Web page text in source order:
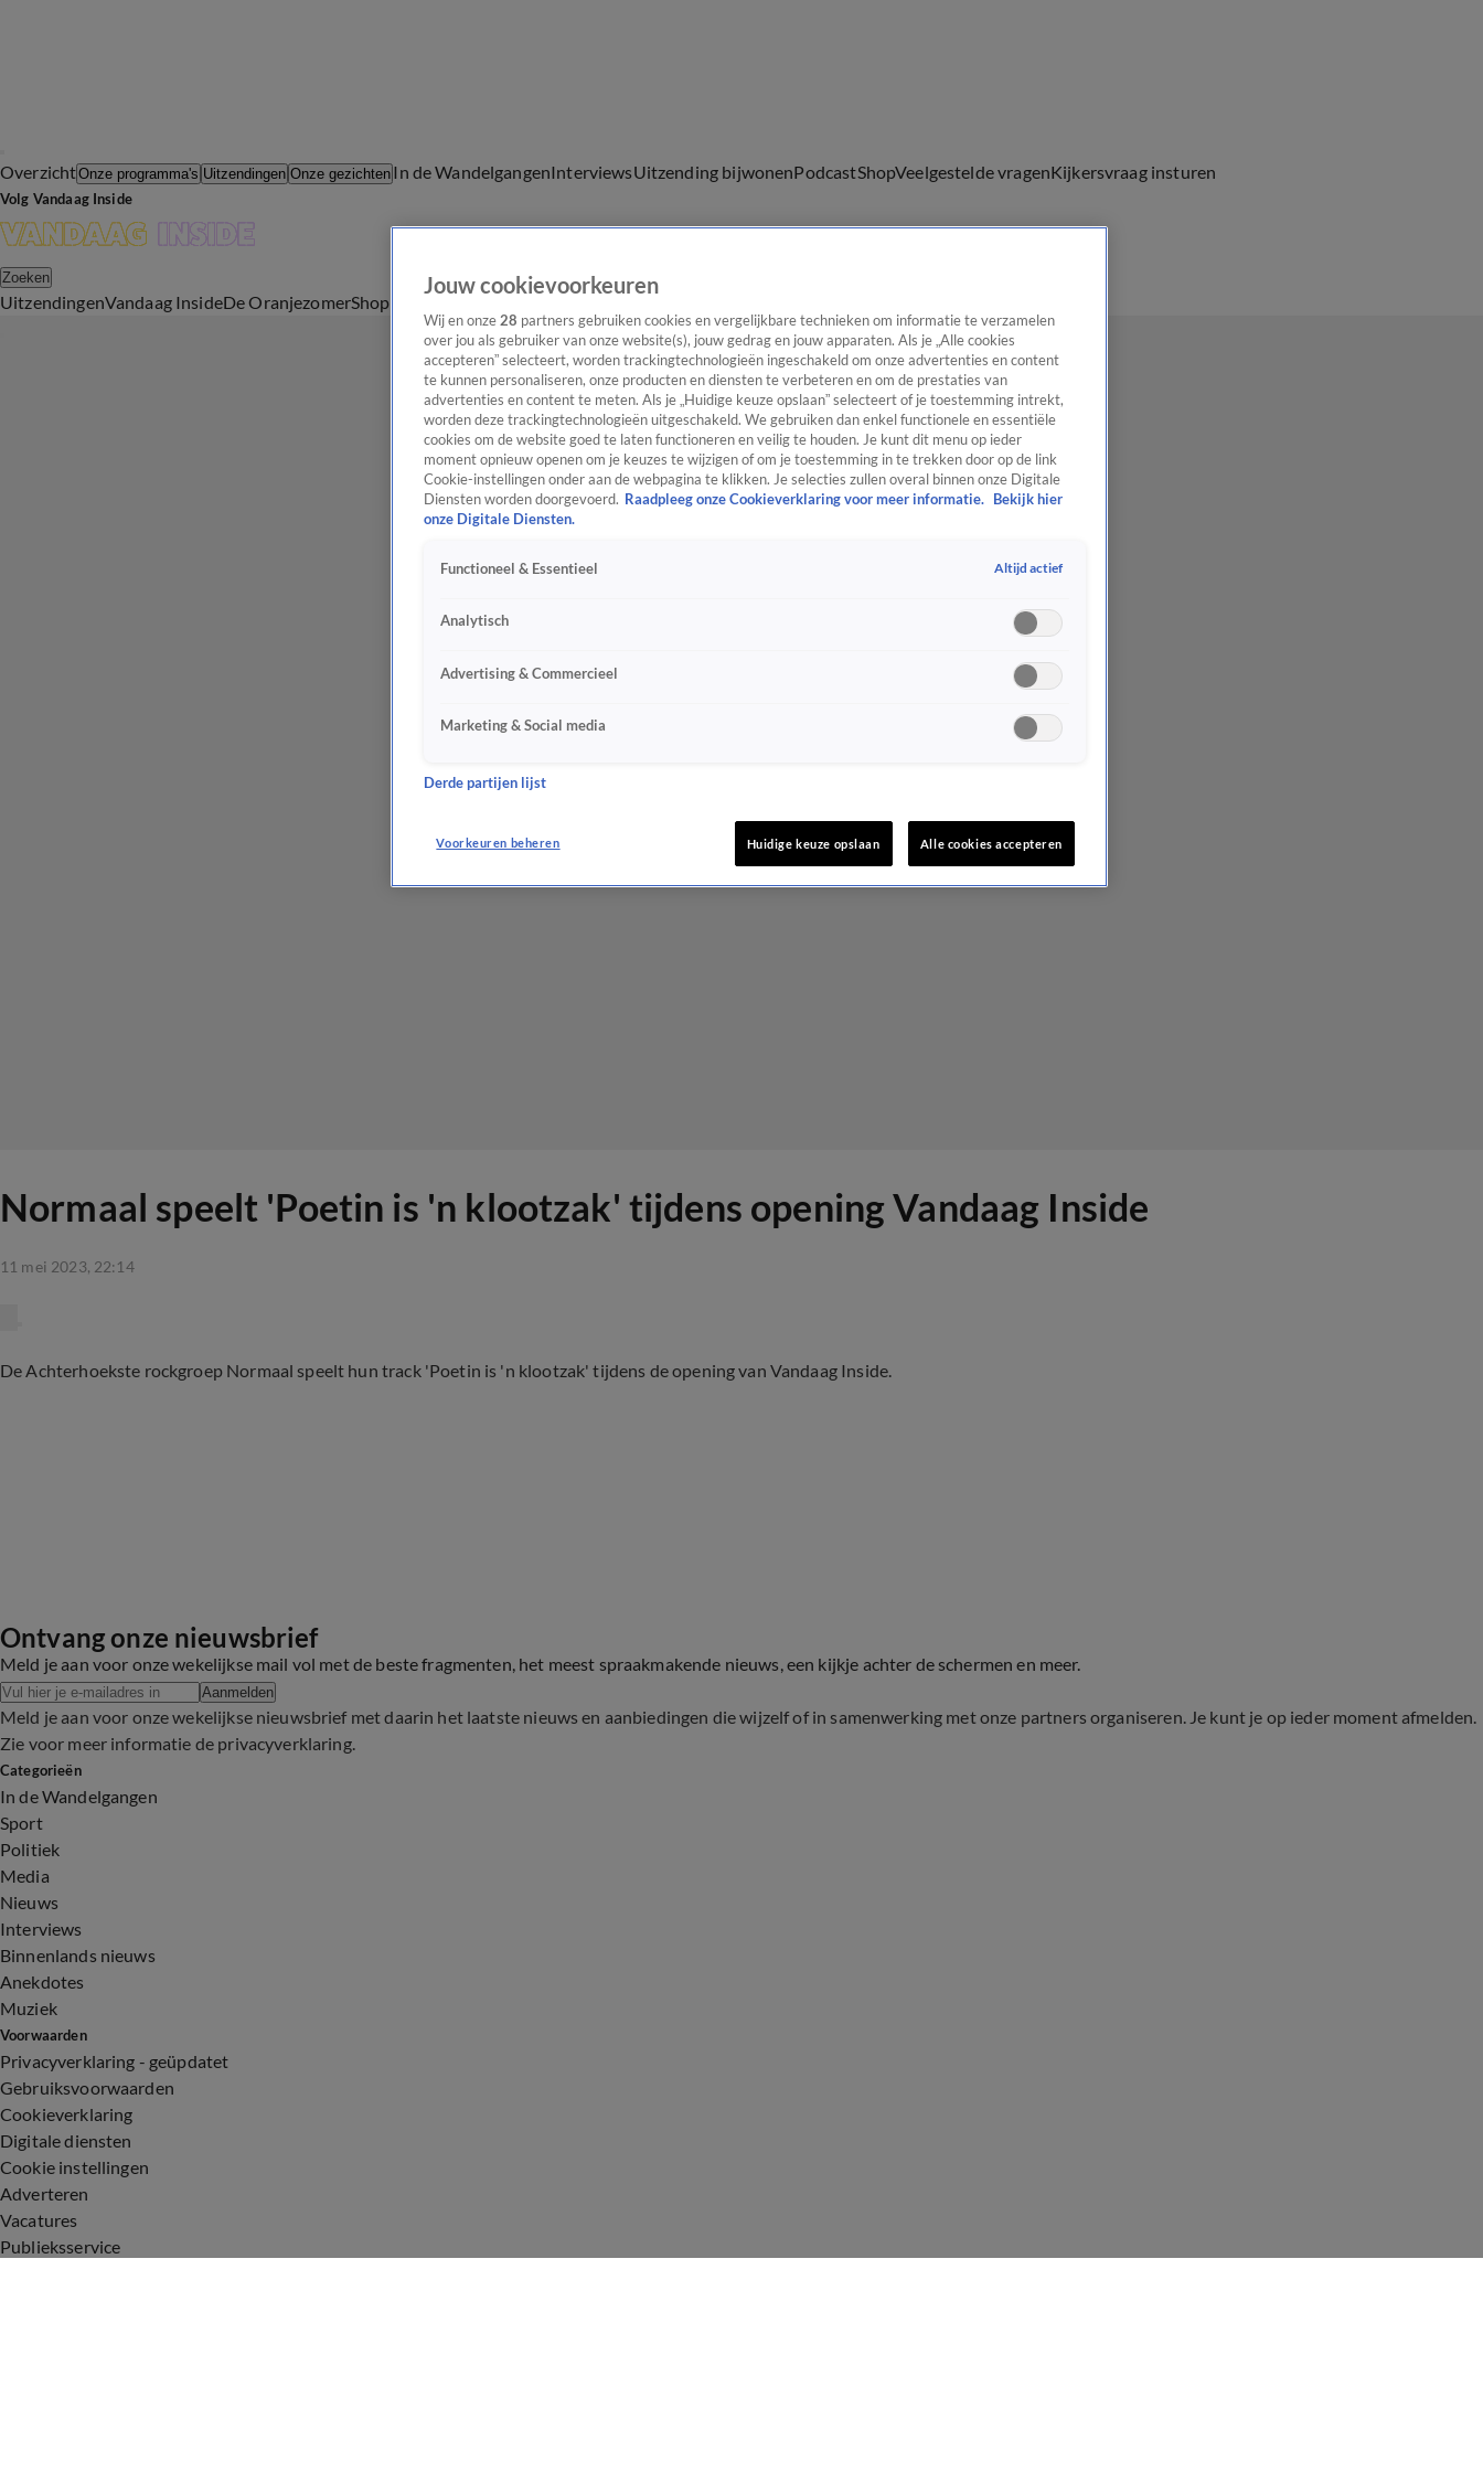
OverzichtOnze programma's Uitzendingen Onze gezichten In de WandelgangenInterviewsUitzending bijwonenPodcastShopVeelgestelde vragenKijkersvraag insturen
Volg Vandaag Inside
Zoeken
UitzendingenVandaag InsideDe OranjezomerShop
Normaal speelt 'Poetin is 'n klootzak' tijdens opening Vandaag Inside
11 mei 2023, 22:14
De Achterhoekste rockgroep Normaal speelt hun track 'Poetin is 'n klootzak' tijdens de opening van Vandaag Inside.
Ontvang onze nieuwsbrief
Meld je aan voor onze wekelijkse mail vol met de beste fragmenten, het meest spraakmakende nieuws, een kijkje achter de schermen en meer.
Aanmelden
Meld je aan voor onze wekelijkse nieuwsbrief met daarin het laatste nieuws en aanbiedingen die wijzelf of in samenwerking met onze partners organiseren. Je kunt je op ieder moment afmelden.
Zie voor meer informatie de privacyverklaring.
Categorieën
In de Wandelgangen
Sport
Politiek
Media
Nieuws
Interviews
Binnenlands nieuws
Anekdotes
Muziek
Voorwaarden
Privacyverklaring - geüpdatet
Gebruiksvoorwaarden
Cookieverklaring
Digitale diensten
Cookie instellingen
Adverteren
Vacatures
Publieksservice
Jouw cookievoorkeuren
Wij en onze 28 partners gebruiken cookies en vergelijkbare technieken om informatie te verzamelen
over jou als gebruiker van onze website(s), jouw gedrag en jouw apparaten. Als je „Alle cookies
accepteren” selecteert, worden trackingtechnologieën ingeschakeld om onze advertenties en content
te kunnen personaliseren, onze producten en diensten te verbeteren en om de prestaties van
advertenties en content te meten. Als je „Huidige keuze opslaan” selecteert of je toestemming intrekt,
worden deze trackingtechnologieën uitgeschakeld. We gebruiken dan enkel functionele en essentiële
cookies om de website goed te laten functioneren en veilig te houden. Je kunt dit menu op ieder
moment opnieuw openen om je keuzes te wijzigen of om je toestemming in te trekken door op de link
Cookie-instellingen onder aan de webpagina te klikken. Je selecties zullen overal binnen onze Digitale
Diensten worden doorgevoerd. Raadpleeg onze Cookieverklaring voor meer informatie. Bekijk hier
onze Digitale Diensten.
Functioneel & Essentieel Altijd actief
Analytisch
Advertising & Commercieel
Marketing & Social media
Derde partijen lijst
Voorkeuren beheren Huidige keuze opslaan Alle cookies accepteren